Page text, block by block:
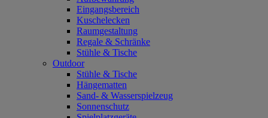
Eingangsbereich
Kuschelecken
Raumgestaltung
Regale & Schränke
Stühle & Tische
Outdoor
Stühle & Tische
Hängematten
Sand- & Wasserspielzeug
Sonnenschutz